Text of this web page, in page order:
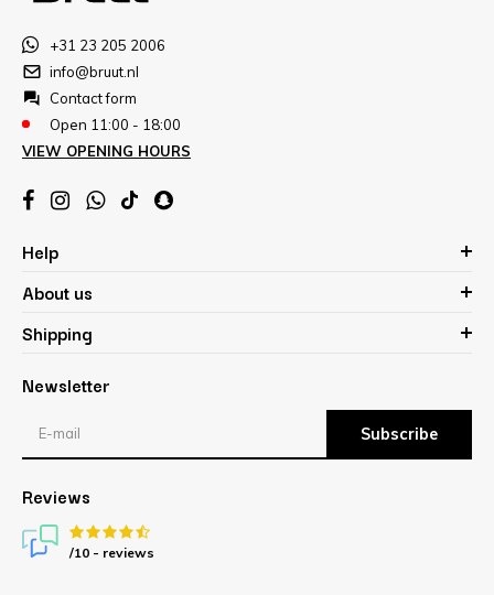
+31 23 205 2006
info@bruut.nl
Contact form
Open 11:00 - 18:00
VIEW OPENING HOURS
Help
About us
Shipping
Newsletter
Subscribe
Reviews
/10 - reviews